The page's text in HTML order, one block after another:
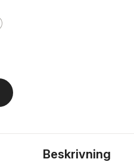
Beskrivning